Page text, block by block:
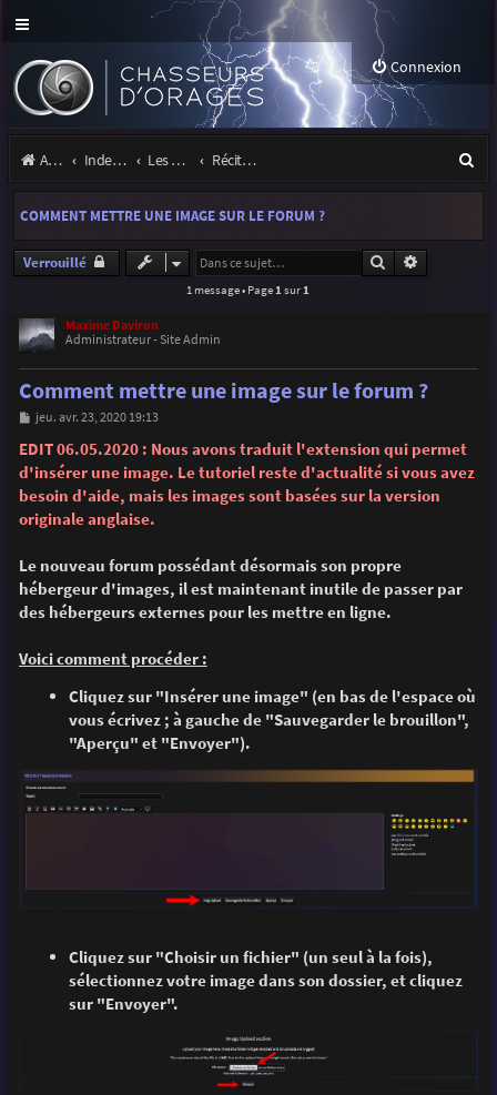
Connexion
Accueil Index du forum Les orages Récits et photos d'orages
e
COMMENT METTRE UNE IMAGE SUR LE FORUM ?
Verrouillé Rechercher
1 message • Page 1 sur 1
Maxime Daviron
Administrateur - Site Admin
Comment mettre une image sur le forum ?
M
s
s
a
e
jeu. avr. 23, 2020 19:13
EDIT 06.05.2020 : Nous avons traduit l'extension qui permet
d'insérer une image. Le tutoriel reste d'actualité si vous avez
besoin d'aide, mais les images sont basées sur la version
originale anglaise.
Le nouveau forum possédant désormais son propre
hébergeur d'images, il est maintenant inutile de passer par
des hébergeurs externes pour les mettre en ligne.
Voici comment procéder :
Cliquez sur "Insérer une image" (en bas de l'espace où
vous écrivez ; à gauche de "Sauvegarder le brouillon",
"Aperçu" et "Envoyer").
Cliquez sur "Choisir un fichier" (un seul à la fois),
sélectionnez votre image dans son dossier, et cliquez
sur "Envoyer".